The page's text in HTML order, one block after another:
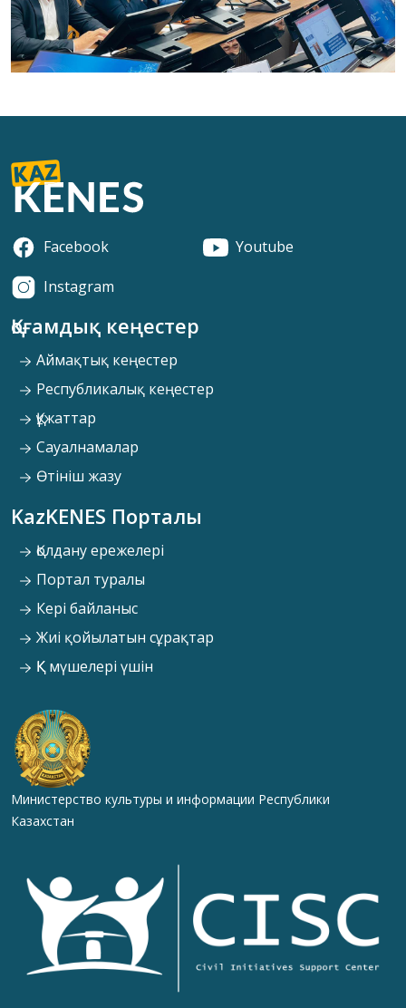
Facebook
Youtube
Instagram
Қоғамдық кеңестер
Аймақтық кеңестер
Республикалық кеңестер
Құжаттар
Сауалнамалар
Өтініш жазу
KazKENES Порталы
Қолдану ережелері
Портал туралы
Кері байланыс
Жиі қойылатын сұрақтар
ҚК мүшелері үшін
Министерство культуры и информации Республики
Казахстан